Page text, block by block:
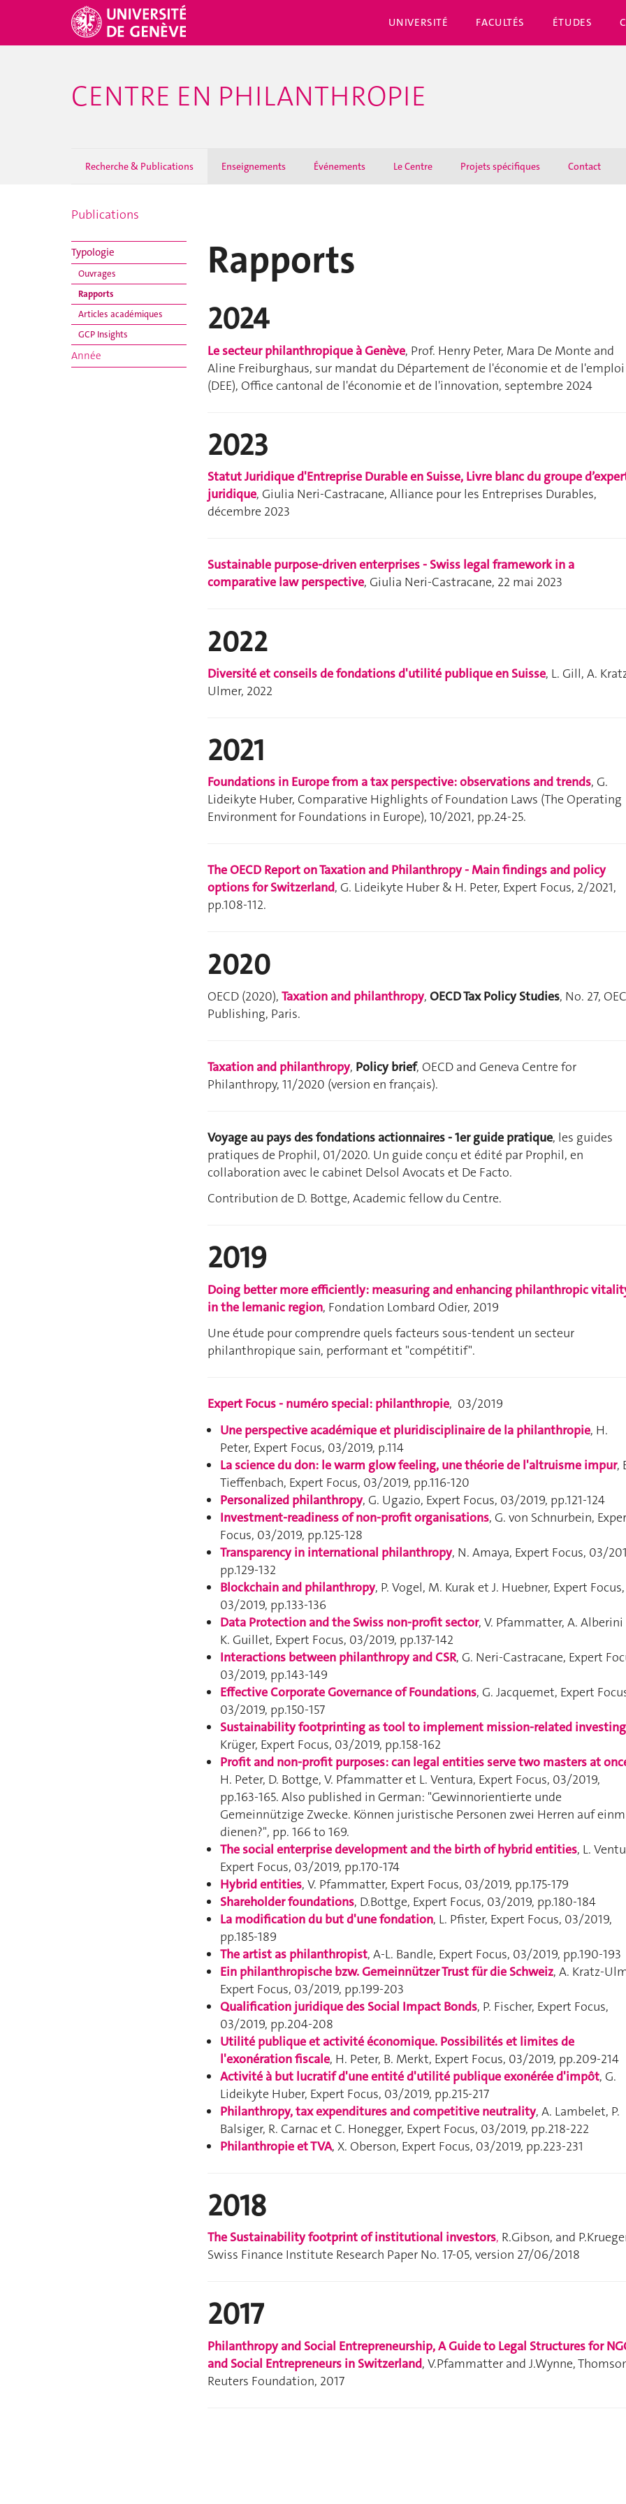
UNIVERSITÉ FACULTÉS ÉTUDES
CENTRE EN PHILANTHROPIE
Recherche & Publications Enseignements Événements Le Centre Projets spécifiques Contact
Publications
Typologie
Ouvrages
Rapports
Articles académiques
GCP Insights
Année
Rapports
2024
Le secteur philanthropique à Genève, Prof. Henry Peter, Mara De Monte and
Aline Freiburghaus, sur mandat du Département de l'économie et de l'emploi
(DEE), Office cantonal de l'économie et de l'innovation, septembre 2024
2023
Statut Juridique d'Entreprise Durable en Suisse, Livre blanc du groupe
juridique, Giulia Neri-Castracane, Alliance pour les Entreprises Durables,
décembre 2023
Sustainable purpose-driven enterprises - Swiss legal framework in a
comparative law perspective, Giulia Neri-Castracane, 22 mai 2023
2022
Diversité et conseils de fondations d'utilité publique en Suisse, L. Gill, A.
Ulmer, 2022
2021
Foundations in Europe from a tax perspective: observations and trends, G.
Lideikyte Huber, Comparative Highlights of Foundation Laws (The Operating
Environment for Foundations in Europe), 10/2021, pp.24-25.
The OECD Report on Taxation and Philanthropy - Main findings and policy
options for Switzerland, G. Lideikyte Huber & H. Peter, Expert Focus, 2/2021,
pp.108-112.
2020
OECD (2020), Taxation and philanthropy, OECD Tax Policy Studies, No. 27,
Publishing, Paris.
Taxation and philanthropy, Policy brief, OECD and Geneva Centre for
Philanthropy, 11/2020 (version en français).
Voyage au pays des fondations actionnaires - 1er guide pratique, les guides
pratiques de Prophil, 01/2020. Un guide conçu et édité par Prophil, en
collaboration avec le cabinet Delsol Avocats et De Facto.
Contribution de D. Bottge, Academic fellow du Centre.
2019
Doing better more efficiently: measuring and enhancing philanthropic
in the lemanic region, Fondation Lombard Odier, 2019
Une étude pour comprendre quels facteurs sous-tendent un secteur
philanthropique sain, performant et "compétitif".
Expert Focus - numéro special: philanthropie, 03/2019
Une perspective académique et pluridisciplinaire de la philanthropie, H.
Peter, Expert Focus, 03/2019, p.114
La science du don: le warm glow feeling, une théorie de l'altruisme impur,
Tieffenbach, Expert Focus, 03/2019, pp.116-120
Personalized philanthropy, G. Ugazio, Expert Focus, 03/2019, pp.121-124
Investment-readiness of non-profit organisations, G. von Schnurbein,
Focus, 03/2019, pp.125-128
Transparency in international philanthropy, N. Amaya, Expert Focus, 03/
pp.129-132
Blockchain and philanthropy, P. Vogel, M. Kurak et J. Huebner, Expert Focus,
03/2019, pp.133-136
Data Protection and the Swiss non-profit sector, V. Pfammatter, A.
K. Guillet, Expert Focus, 03/2019, pp.137-142
Interactions between philanthropy and CSR, G. Neri-Castracane, Expert
03/2019, pp.143-149
Effective Corporate Governance of Foundations, G. Jacquemet, Expert
03/2019, pp.150-157
Sustainability footprinting as tool to implement mission-related investing
Krüger, Expert Focus, 03/2019, pp.158-162
Profit and non-profit purposes: can legal entities serve two masters at
H. Peter, D. Bottge, V. Pfammatter et L. Ventura, Expert Focus, 03/2019,
pp.163-165. Also published in German: "Gewinnorientierte unde
Gemeinnützige Zwecke. Können juristische Personen zwei Herren auf
dienen?", pp. 166 to 169.
The social enterprise development and the birth of hybrid entities, L.
Expert Focus, 03/2019, pp.170-174
Hybrid entities, V. Pfammatter, Expert Focus, 03/2019, pp.175-179
Shareholder foundations, D.Bottge, Expert Focus, 03/2019, pp.180-184
La modification du but d'une fondation, L. Pfister, Expert Focus, 03/2019,
pp.185-189
The artist as philanthropist, A-L. Bandle, Expert Focus, 03/2019, pp.190-193
Ein philanthropische bzw. Gemeinnützer Trust für die Schweiz, A. Kratz-
Expert Focus, 03/2019, pp.199-203
Qualification juridique des Social Impact Bonds, P. Fischer, Expert Focus,
03/2019, pp.204-208
Utilité publique et activité économique. Possibilités et limites de
l'exonération fiscale, H. Peter, B. Merkt, Expert Focus, 03/2019, pp.209-214
Activité à but lucratif d'une entité d'utilité publique exonérée d'impôt, G.
Lideikyte Huber, Expert Focus, 03/2019, pp.215-217
Philanthropy, tax expenditures and competitive neutrality, A. Lambelet, P.
Balsiger, R. Carnac et C. Honegger, Expert Focus, 03/2019, pp.218-222
Philanthropie et TVA, X. Oberson, Expert Focus, 03/2019, pp.223-231
2018
The Sustainability footprint of institutional investors, R.Gibson, and
Swiss Finance Institute Research Paper No. 17-05, version 27/06/2018
2017
Philanthropy and Social Entrepreneurship, A Guide to Legal Structures for
and Social Entrepreneurs in Switzerland, V.Pfammatter and J.Wynne,
Reuters Foundation, 2017